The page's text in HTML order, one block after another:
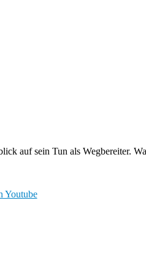
auf sein Tun als Wegbereiter.